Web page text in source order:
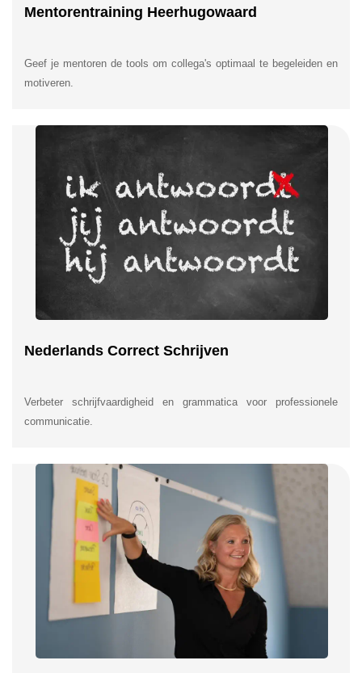
Mentorentraining Heerhugowaard
Geef je mentoren de tools om collega's optimaal te begeleiden en
motiveren.
Nederlands Correct Schrijven
Verbeter schrijfvaardigheid en grammatica voor professionele
communicatie.